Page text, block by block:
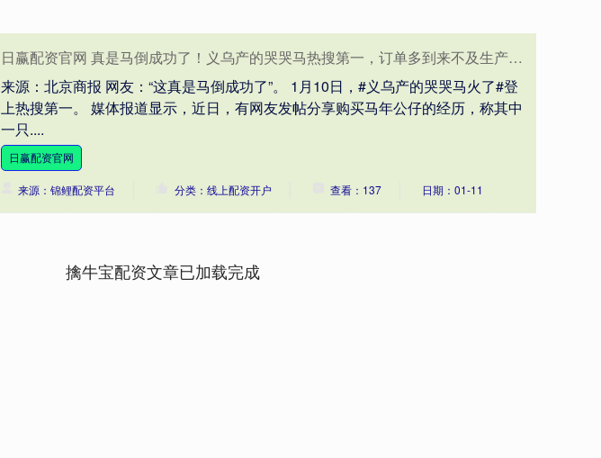
日赢配资官网 真是马倒成功了！义乌产的哭哭马热搜第一，订单多到来不及生产…
来源：北京商报 网友：“这真是马倒成功了”。 1月10日，#义乌产的哭哭马火了#登
上热搜第一。 媒体报道显示，近日，有网友发帖分享购买马年公仔的经历，称其中
一只....
日赢配资官网
来源：锦鲤配资平台 分类：线上配资开户 查看：137 日期：01-11
擒牛宝配资文章已加载完成